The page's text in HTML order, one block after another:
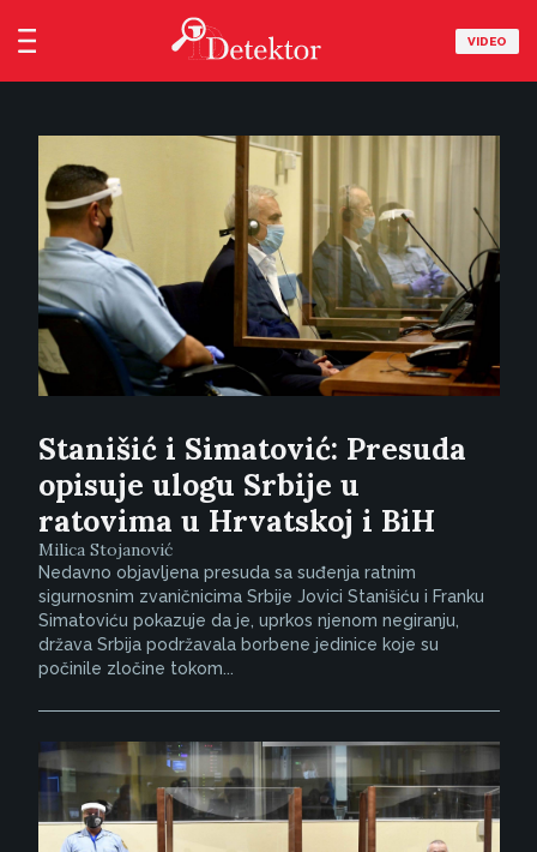
VIDEO
Stanišić i Simatović: Presuda
opisuje ulogu Srbije u
ratovima u Hrvatskoj i BiH
Milica Stojanović
Nedavno objavljena presuda sa suđenja ratnim
sigurnosnim zvaničnicima Srbije Jovici Stanišiću i Franku
Simatoviću pokazuje da je, uprkos njenom negiranju,
država Srbija podržavala borbene jedinice koje su
počinile zločine tokom...